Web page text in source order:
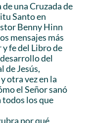
de una Cruzada de
Santo en
Benny Hinn
mensajes más
y fe del Libro de
del
de Jesús,
otra vez en la
el Señor sanó
los que
por qué